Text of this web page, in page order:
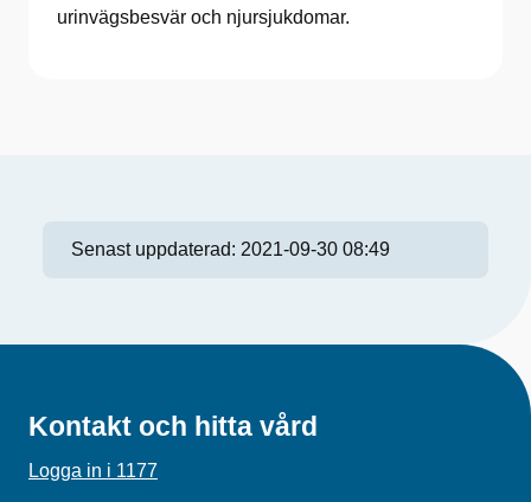
urinvägsbesvär och njursjukdomar.
Senast uppdaterad: 2021-09-30 08:49
Kontakt och hitta vård
Logga in i 1177